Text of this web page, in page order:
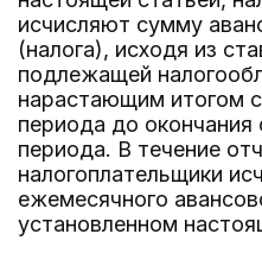
исчисляют сумму
(налога), исходя из
подлежащей
нарастающим итогом с
периода до окончания
периода. В течение
налогоплательщики
ежемесячного
установленном